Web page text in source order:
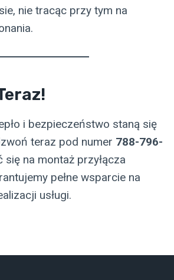
nie tracąc przy tym na
i bezpieczeństwo staną się
teraz pod numer 788-796-
się na montaż przyłącza
pełne wsparcie na
usługi.